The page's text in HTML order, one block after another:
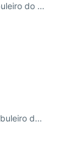
R. Desembargador Carlos de Gusmão, Tabuleiro do Martins
Av. Doutor Sebastião Correia da Rocha, Tabuleiro do Martins